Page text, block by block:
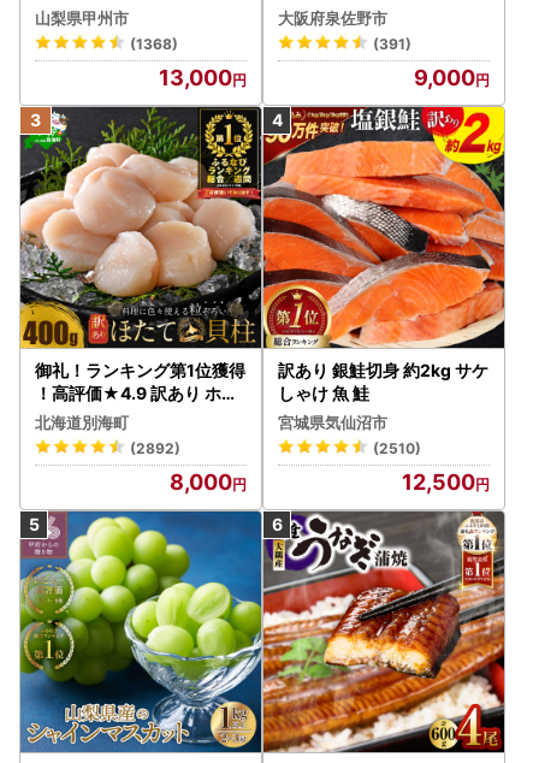
カット 約1.3kg 2～3房【2
026年発送】（MG）B12-
472 FN-Limited-VO シャ
インマスカット フルーツ
山梨県甲州市
(1368)
13,000
大阪府泉佐野市
(391)
9,000
御礼！ランキング第1位獲得
！高評価★4.9 訳あり ホタ
テ 400g（ほたて 帆立 貝柱
冷凍 ）
北海道別海町
(2892)
8,000
訳あり 銀鮭切身 約2kg サケ
しゃけ 魚 鮭
宮城県気仙沼市
(2510)
12,500